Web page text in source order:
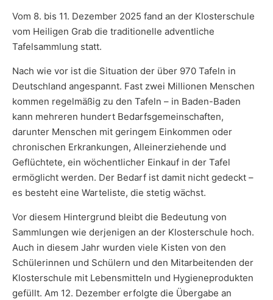
Vom 8. bis 11. Dezember 2025 fand an der Klosterschule
vom Heiligen Grab die traditionelle adventliche
Tafelsammlung statt.
Nach wie vor ist die Situation der über 970 Tafeln in
Deutschland angespannt. Fast zwei Millionen Menschen
kommen regelmäßig zu den Tafeln – in Baden-Baden
kann mehreren hundert Bedarfsgemeinschaften,
darunter Menschen mit geringem Einkommen oder
chronischen Erkrankungen, Alleinerziehende und
Geflüchtete, ein wöchentlicher Einkauf in der Tafel
ermöglicht werden. Der Bedarf ist damit nicht gedeckt –
es besteht eine Warteliste, die stetig wächst.
Vor diesem Hintergrund bleibt die Bedeutung von
Sammlungen wie derjenigen an der Klosterschule hoch.
Auch in diesem Jahr wurden viele Kisten von den
Schülerinnen und Schülern und den Mitarbeitenden der
Klosterschule mit Lebensmitteln und Hygieneprodukten
gefüllt. Am 12. Dezember erfolgte die Übergabe an